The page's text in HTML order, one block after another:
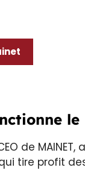
CEO de
tire profit